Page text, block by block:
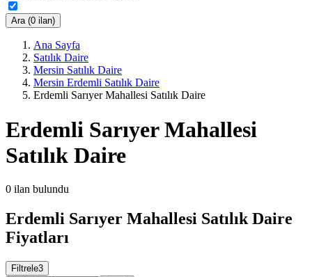
Ara (0 ilan)
Ana Sayfa
Satılık Daire
Mersin Satılık Daire
Mersin Erdemli Satılık Daire
Erdemli Sarıyer Mahallesi Satılık Daire
Erdemli Sarıyer Mahallesi
Satılık Daire
0 ilan bulundu
Erdemli Sarıyer Mahallesi Satılık Daire
Fiyatları
Filtrele3